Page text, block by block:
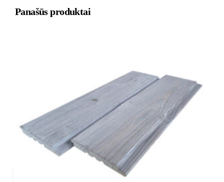
Panašūs produktai